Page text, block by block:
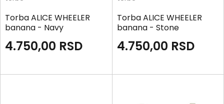
Torba ALICE WHEELER
banana - Navy
4.750,00 RSD
Torba ALICE WHEELER
banana - Stone
4.750,00 RSD